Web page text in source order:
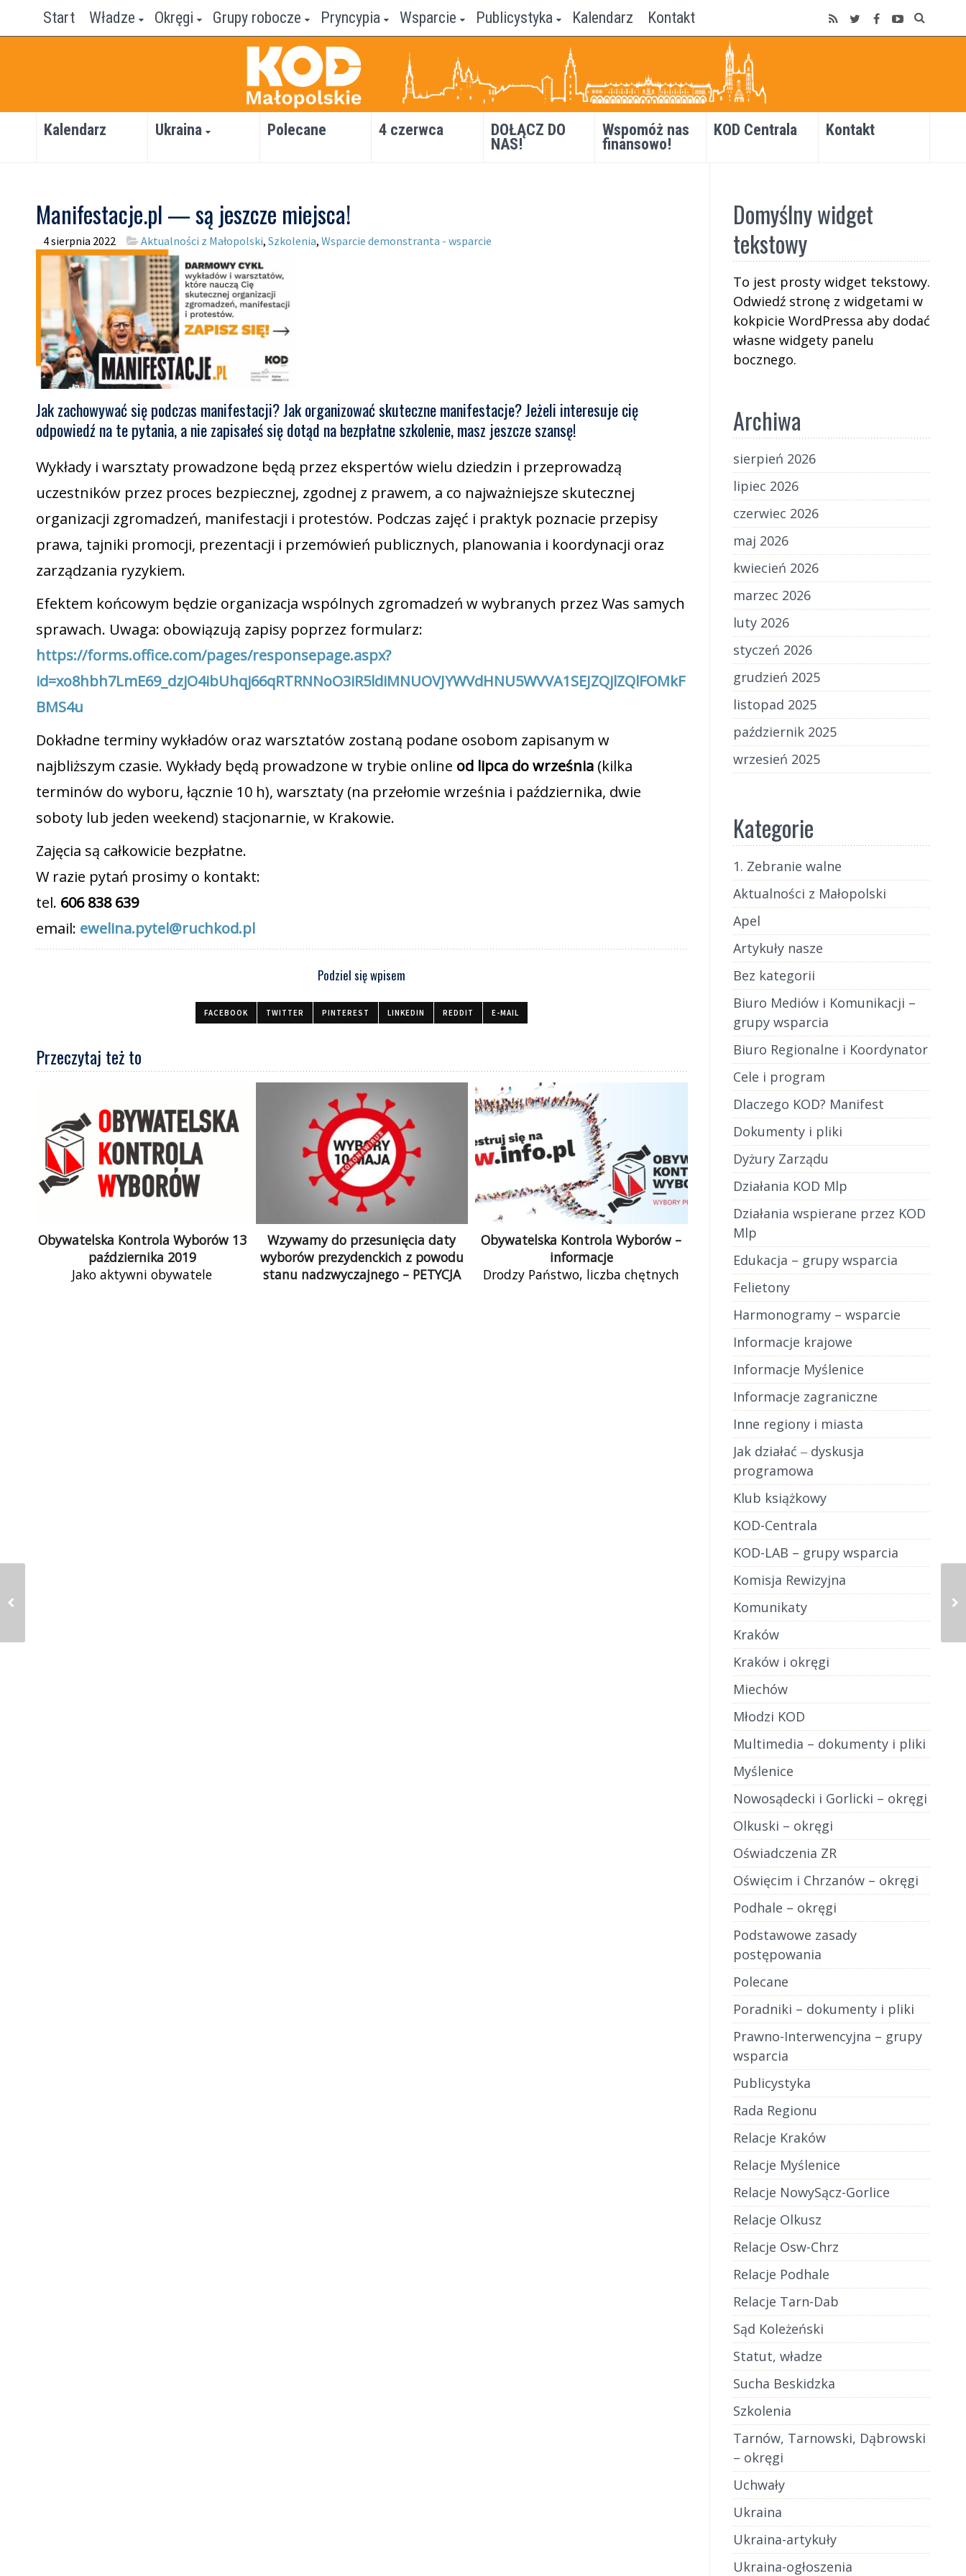
Start Władze Okręgi Grupy robocze Pryncypia Wsparcie Publicystyka Kalendarz Kontakt
Kalendarz Ukraina Polecane 4 czerwca
DOŁĄCZ DO
NAS!
Wspomóż nas
finansowo!
KOD Centrala Kontakt
Manifestacje.pl — są jeszcze miejsca!
4 sierpnia 2022 Aktualności z Małopolski, Szkolenia, Wsparcie demonstranta - wsparcie
Jak zachowywać się podczas manifestacji? Jak organizować skuteczne manifestacje? Jeżeli interesuje cię
odpowiedź na te pytania, a nie zapisałeś się dotąd na bezpłatne szkolenie, masz jeszcze szansę!
Wykłady i warsztaty prowadzone będą przez ekspertów wielu dziedzin i przeprowadzą
uczestników przez proces bezpiecznej, zgodnej z prawem, a co najważniejsze skutecznej
organizacji zgromadzeń, manifestacji i protestów. Podczas zajęć i praktyk poznacie przepisy
prawa, tajniki promocji, prezentacji i przemówień publicznych, planowania i koordynacji oraz
zarządzania ryzykiem.
Efektem końcowym będzie organizacja wspólnych zgromadzeń w wybranych przez Was samych
sprawach. Uwaga: obowiązują zapisy poprzez formularz:
https://forms.office.com/pages/responsepage.aspx?
id=xo8hbh7LmE69_dzjO4ibUhqj66qRTRNNoO3iR5ldiMNUOVJYWVdHNU5WVVA1SEJZQjlZQlFOMkF
BMS4u
Dokładne terminy wykładów oraz warsztatów zostaną podane osobom zapisanym w
najbliższym czasie. Wykłady będą prowadzone w trybie online od lipca do września (kilka
terminów do wyboru, łącznie 10 h), warsztaty (na przełomie września i października, dwie
soboty lub jeden weekend) stacjonarnie, w Krakowie.
Zajęcia są całkowicie bezpłatne.
W razie pytań prosimy o kontakt:
tel. 606 838 639
email: ewelina.pytel@ruchkod.pl
Podziel się wpisem
FACEBOOK TWITTER PINTEREST LINKEDIN REDDIT E-MAIL
Przeczytaj też to
Obywatelska Kontrola Wyborów 13
października 2019
Jako aktywni obywatele
Wzywamy do przesunięcia daty
wyborów prezydenckich z powodu
stanu nadzwyczajnego – PETYCJA
Obywatelska Kontrola Wyborów –
informacje
Drodzy Państwo, liczba chętnych
Domyślny widget
tekstowy
To jest prosty widget tekstowy.
Odwiedź stronę z widgetami w
kokpicie WordPressa aby dodać
własne widgety panelu
bocznego.
Archiwa
sierpień 2026
lipiec 2026
czerwiec 2026
maj 2026
kwiecień 2026
marzec 2026
luty 2026
styczeń 2026
grudzień 2025
listopad 2025
październik 2025
wrzesień 2025
Kategorie
1. Zebranie walne
Aktualności z Małopolski
Apel
Artykuły nasze
Bez kategorii
Biuro Mediów i Komunikacji –
grupy wsparcia
Biuro Regionalne i Koordynator
Cele i program
Dlaczego KOD? Manifest
Dokumenty i pliki
Dyżury Zarządu
Działania KOD Mlp
Działania wspierane przez KOD
Mlp
Edukacja – grupy wsparcia
Felietony
Harmonogramy – wsparcie
Informacje krajowe
Informacje Myślenice
Informacje zagraniczne
Inne regiony i miasta
Jak działać ‒ dyskusja
programowa
Klub książkowy
KOD-Centrala
KOD-LAB – grupy wsparcia
Komisja Rewizyjna
Komunikaty
Kraków
Kraków i okręgi
Miechów
Młodzi KOD
Multimedia – dokumenty i pliki
Myślenice
Nowosądecki i Gorlicki – okręgi
Olkuski – okręgi
Oświadczenia ZR
Oświęcim i Chrzanów – okręgi
Podhale – okręgi
Podstawowe zasady
postępowania
Polecane
Poradniki – dokumenty i pliki
Prawno-Interwencyjna – grupy
wsparcia
Publicystyka
Rada Regionu
Relacje Kraków
Relacje Myślenice
Relacje NowySącz-Gorlice
Relacje Olkusz
Relacje Osw-Chrz
Relacje Podhale
Relacje Tarn-Dab
Sąd Koleżeński
Statut, władze
Sucha Beskidzka
Szkolenia
Tarnów, Tarnowski, Dąbrowski
– okręgi
Uchwały
Ukraina
Ukraina-artykuły
Ukraina-ogłoszenia